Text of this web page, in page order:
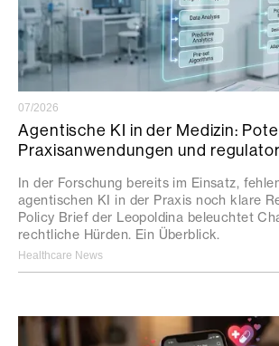
07/2026
Agentische KI in der Medizin:
Praxisanwendungen und
In der Forschung bereits im Einsatz,
agentischen KI in der Praxis noch klare
Policy Brief der Leopoldina beleuchtet
rechtliche Hürden. Ein Überblick.
Healthcare News